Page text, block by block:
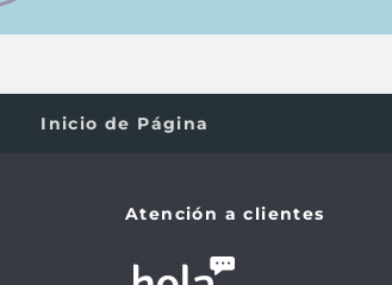
Inicio de Página
Atención a clientes